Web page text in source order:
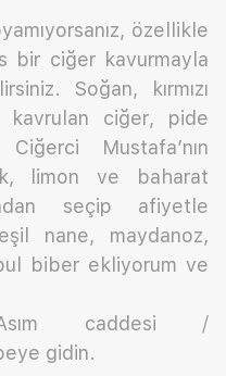
özellikle
bir ciğer kavurmayla
Soğan, kırmızı
ciğer, pide
Mustafa’nın
limon ve baharat
seçip afiyetle
nane, maydanoz,
biber ekliyorum ve
caddesi /
gidin.